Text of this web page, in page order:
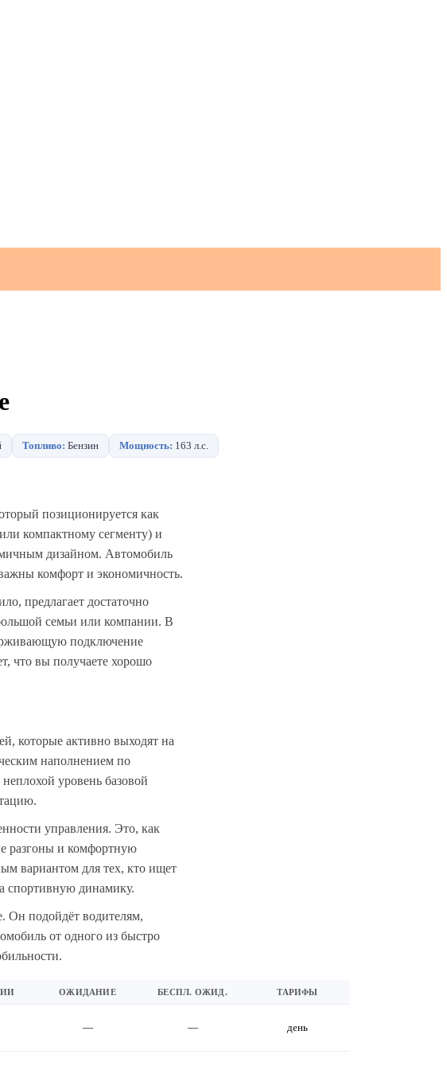
Топливо: Бензин Мощность: 163 л.с.
позиционируется как
компактному сегменту) и
дизайном. Автомобиль
комфорт и экономичность.
предлагает достаточно
семьи или компании. В
подключение
что вы получаете хорошо
которые активно выходят на
наполнением по
уровень базовой
управления. Это, как
разгоны и комфортную
вариантом для тех, кто ищет
спортивную динамику.
Он подойдёт водителям,
от одного из быстро
ОЖИДАНИЕ БЕСПЛ. ОЖИД. ТАРИФЫ
— — день